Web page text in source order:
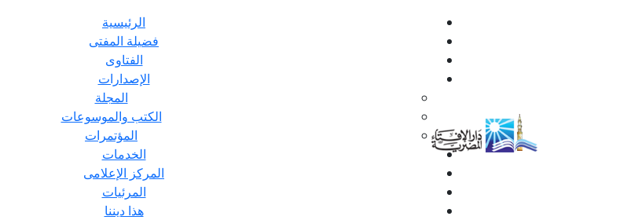
الرئيسية
فضيلة المفتى
الفتاوى
الإصدارات
المجلة
الكتب والموسوعات
المؤتمرات
الخدمات
المركز الإعلامى
المرئيات
هذا ديننا